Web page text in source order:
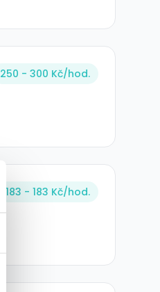
250 - 300 Kč/hod.
183 - 183 Kč/hod.